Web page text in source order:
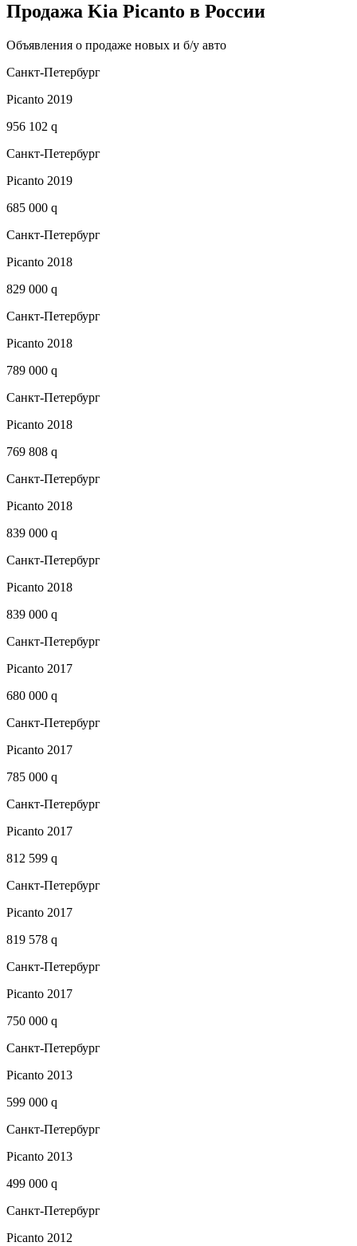
Продажа Kia Picanto в России
Объявления о продаже новых и б/у авто
Санкт-Петербург
Picanto 2019
956 102 q
Санкт-Петербург
Picanto 2019
685 000 q
Санкт-Петербург
Picanto 2018
829 000 q
Санкт-Петербург
Picanto 2018
789 000 q
Санкт-Петербург
Picanto 2018
769 808 q
Санкт-Петербург
Picanto 2018
839 000 q
Санкт-Петербург
Picanto 2018
839 000 q
Санкт-Петербург
Picanto 2017
680 000 q
Санкт-Петербург
Picanto 2017
785 000 q
Санкт-Петербург
Picanto 2017
812 599 q
Санкт-Петербург
Picanto 2017
819 578 q
Санкт-Петербург
Picanto 2017
750 000 q
Санкт-Петербург
Picanto 2013
599 000 q
Санкт-Петербург
Picanto 2013
499 000 q
Санкт-Петербург
Picanto 2012